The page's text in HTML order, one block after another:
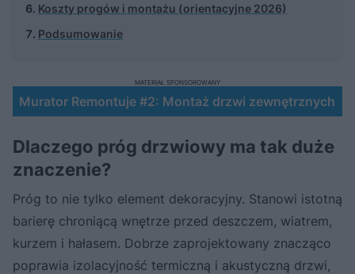
Koszty progów i montażu (orientacyjne 2026)
Podsumowanie
Murator Remontuje #2: Montaż drzwi zewnętrznych
MATERIAŁ SPONSOROWANY
Dlaczego próg drzwiowy ma tak duże
znaczenie?
Próg to nie tylko element dekoracyjny. Stanowi istotną
barierę chroniącą wnętrze przed deszczem, wiatrem,
kurzem i hałasem. Dobrze zaprojektowany znacząco
poprawia izolacyjność termiczną i akustyczną drzwi,